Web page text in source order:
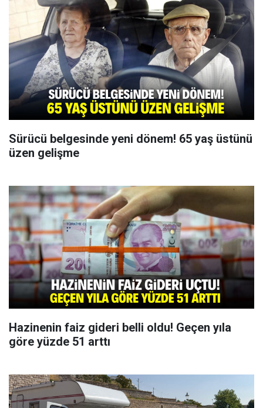
Sürücü belgesinde yeni dönem! 65 yaş üstünü
üzen gelişme
Hazinenin faiz gideri belli oldu! Geçen yıla
göre yüzde 51 arttı